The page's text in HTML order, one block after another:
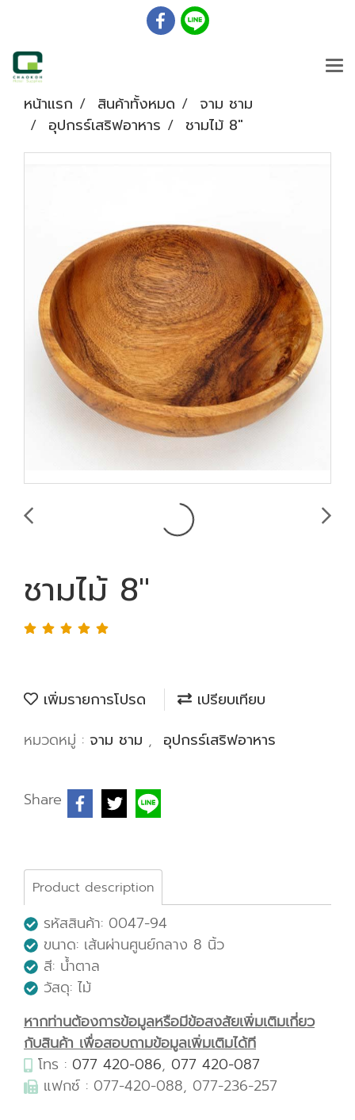
หน้าแรก สินค้าทั้งหมด
จาม ชาม
อุปกรร์เสริฟอาหาร
ชามไม้ 8"
ชามไม้ 8"
เพิ่มรายการโปรด
เปรียบเทียบ
หมวดหมู่ : จาม ชาม , อุปกรร์เสริฟอาหาร
Share
Product description
รหัสสินค้า: 0047-94
ขนาด: เส้นผ่านศูนย์กลาง 8 นิ้ว
สี: น้ำตาล
วัสดุ: ไม้
หากท่านต้องการข้อมูลหรือมีข้อสงสัยเพิ่มเติมเกี่ยว
กับสินค้า เพื่อสอบถามข้อมูลเพิ่มเติมได้ที
โทร : 077 420-086, 077 420-087
แฟกซ์ : 077-420-088, 077-236-257